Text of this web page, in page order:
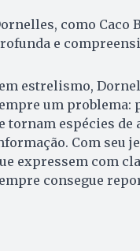
como Caco
e
estrelismo,
um problema:
tornam espécies de
Com seu
expressem com
consegue